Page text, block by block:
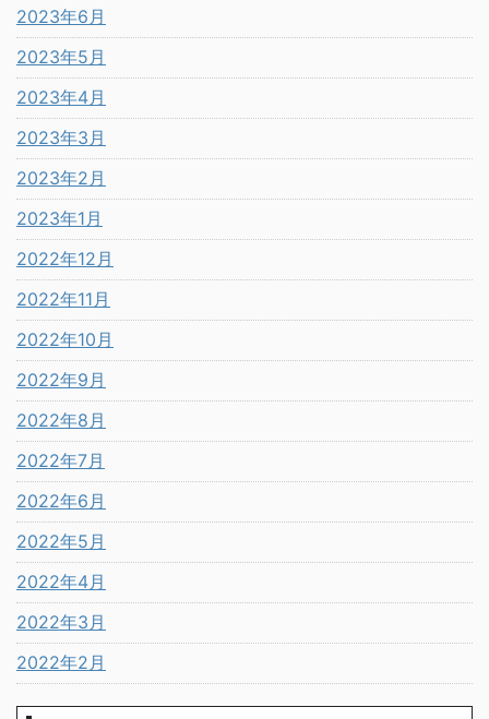
2023年6月
2023年5月
2023年4月
2023年3月
2023年2月
2023年1月
2022年12月
2022年11月
2022年10月
2022年9月
2022年8月
2022年7月
2022年6月
2022年5月
2022年4月
2022年3月
2022年2月